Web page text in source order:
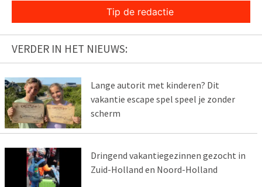
Tip de redactie
VERDER IN HET NIEUWS:
Lange autorit met kinderen? Dit
vakantie escape spel speel je zonder
scherm
Dringend vakantiegezinnen gezocht in
Zuid-Holland en Noord-Holland